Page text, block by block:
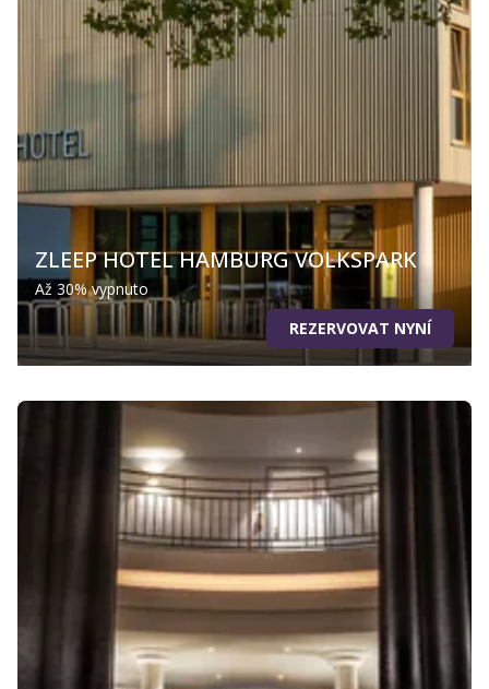
ZLEEP HOTEL HAMBURG VOLKSPARK
Až 30% vypnuto
REZERVOVAT NYNÍ